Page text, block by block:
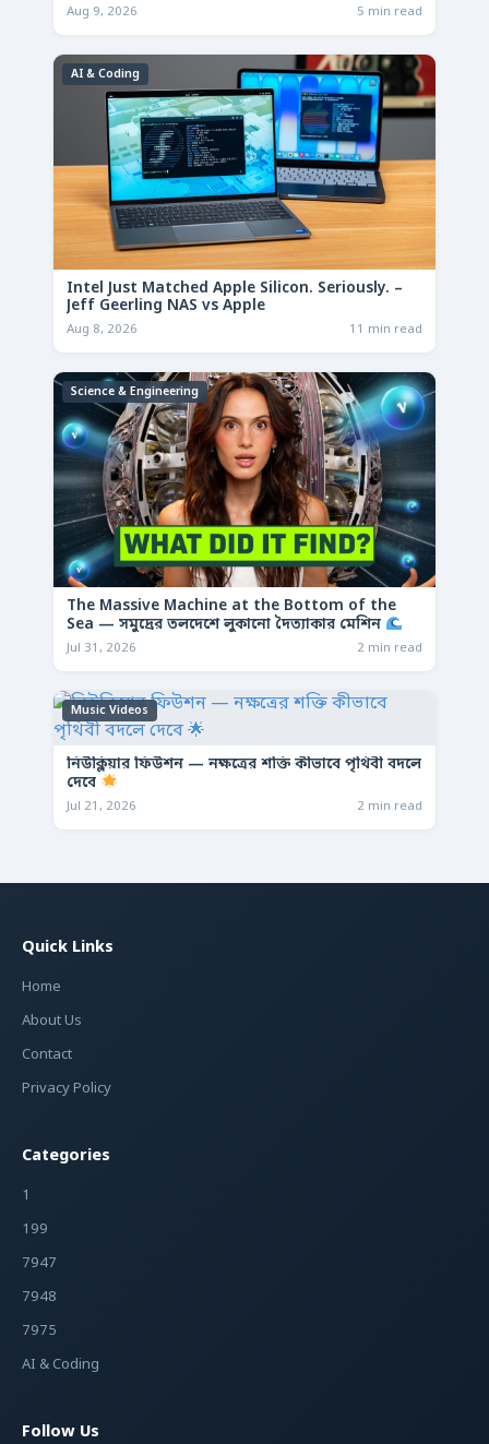
Aug 9, 2026 5 min read
AI & Coding
Intel Just Matched Apple Silicon. Seriously. –
Jeff Geerling NAS vs Apple
Aug 8, 2026 11 min read
Science & Engineering
The Massive Machine at the Bottom of the
Sea — সমুদ্রের তলদেশে লুকানো দৈত্যাকার মেশিন
Jul 31, 2026 2 min read
Music Videos
নিউক্লিয়ার ফিউশন — নক্ষত্রের শক্তি কীভাবে পৃথিবী বদলে
দেবে
Jul 21, 2026 2 min read
Quick Links
Home
About Us
Contact
Privacy Policy
Categories
1
199
7947
7948
7975
AI & Coding
Follow Us